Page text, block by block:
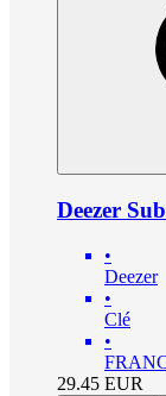
Deezer
•
Deezer
•
Clé
•
29.45 EUR